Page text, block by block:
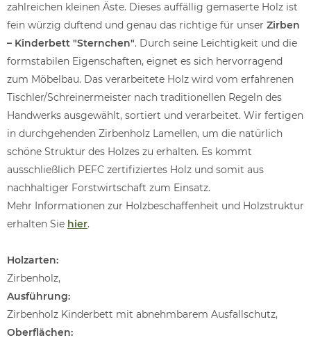
zahlreichen kleinen Äste. Dieses auffällig gemaserte Holz ist
fein würzig duftend und genau das richtige für unser Zirben
– Kinderbett "Sternchen". Durch seine Leichtigkeit und die
formstabilen Eigenschaften, eignet es sich hervorragend
zum Möbelbau. Das verarbeitete Holz wird vom erfahrenen
Tischler/Schreinermeister nach traditionellen Regeln des
Handwerks ausgewählt, sortiert und verarbeitet. Wir fertigen
in durchgehenden Zirbenholz Lamellen, um die natürlich
schöne Struktur des Holzes zu erhalten. Es kommt
ausschließlich PEFC zertifiziertes Holz und somit aus
nachhaltiger Forstwirtschaft zum Einsatz.
Mehr Informationen zur Holzbeschaffenheit und Holzstruktur
erhalten Sie hier.
Holzarten:
Zirbenholz,
Ausführung:
Zirbenholz Kinderbett mit abnehmbarem Ausfallschutz,
Oberflächen: